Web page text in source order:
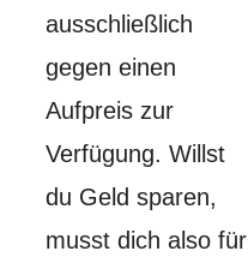
ausschließlich
gegen einen
Aufpreis zur
Verfügung. Willst
du Geld sparen,
musst dich also für